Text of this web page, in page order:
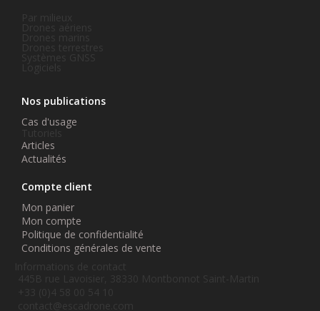
Drones aériens
Drones marins
Drones terrestres
Systèmes GNSS
Logiciels
Nos publications
Cas d'usage
Tutoriels
Articles
Actualités
Compte client
Mon panier
Mon compte
Politique de confidentialité
Conditions générales de vente
Informations de contact
445B rue Lavoisier, 38330 Montbonnot Saint-Martin
contact@escadrone.com